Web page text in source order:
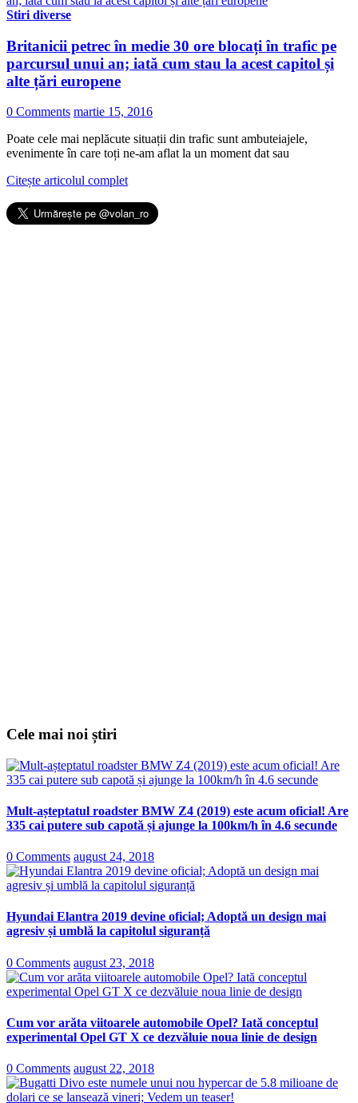
Stiri diverse
Britanicii petrec în medie 30 ore blocați în trafic pe
parcursul unui an; iată cum stau la acest capitol și
alte țări europene
0 Comments martie 15, 2016
Poate cele mai neplăcute situații din trafic sunt ambuteiajele,
evenimente în care toți ne-am aflat la un moment dat sau
Citește articolul complet
Cele mai noi știri
Mult-așteptatul roadster BMW Z4 (2019) este acum oficial! Are
335 cai putere sub capotă și ajunge la 100km/h în 4.6 secunde
0 Comments august 24, 2018
Hyundai Elantra 2019 devine oficial; Adoptă un design mai
agresiv și umblă la capitolul siguranță
0 Comments august 23, 2018
Cum vor arăta viitoarele automobile Opel? Iată conceptul
experimental Opel GT X ce dezvăluie noua linie de design
0 Comments august 22, 2018